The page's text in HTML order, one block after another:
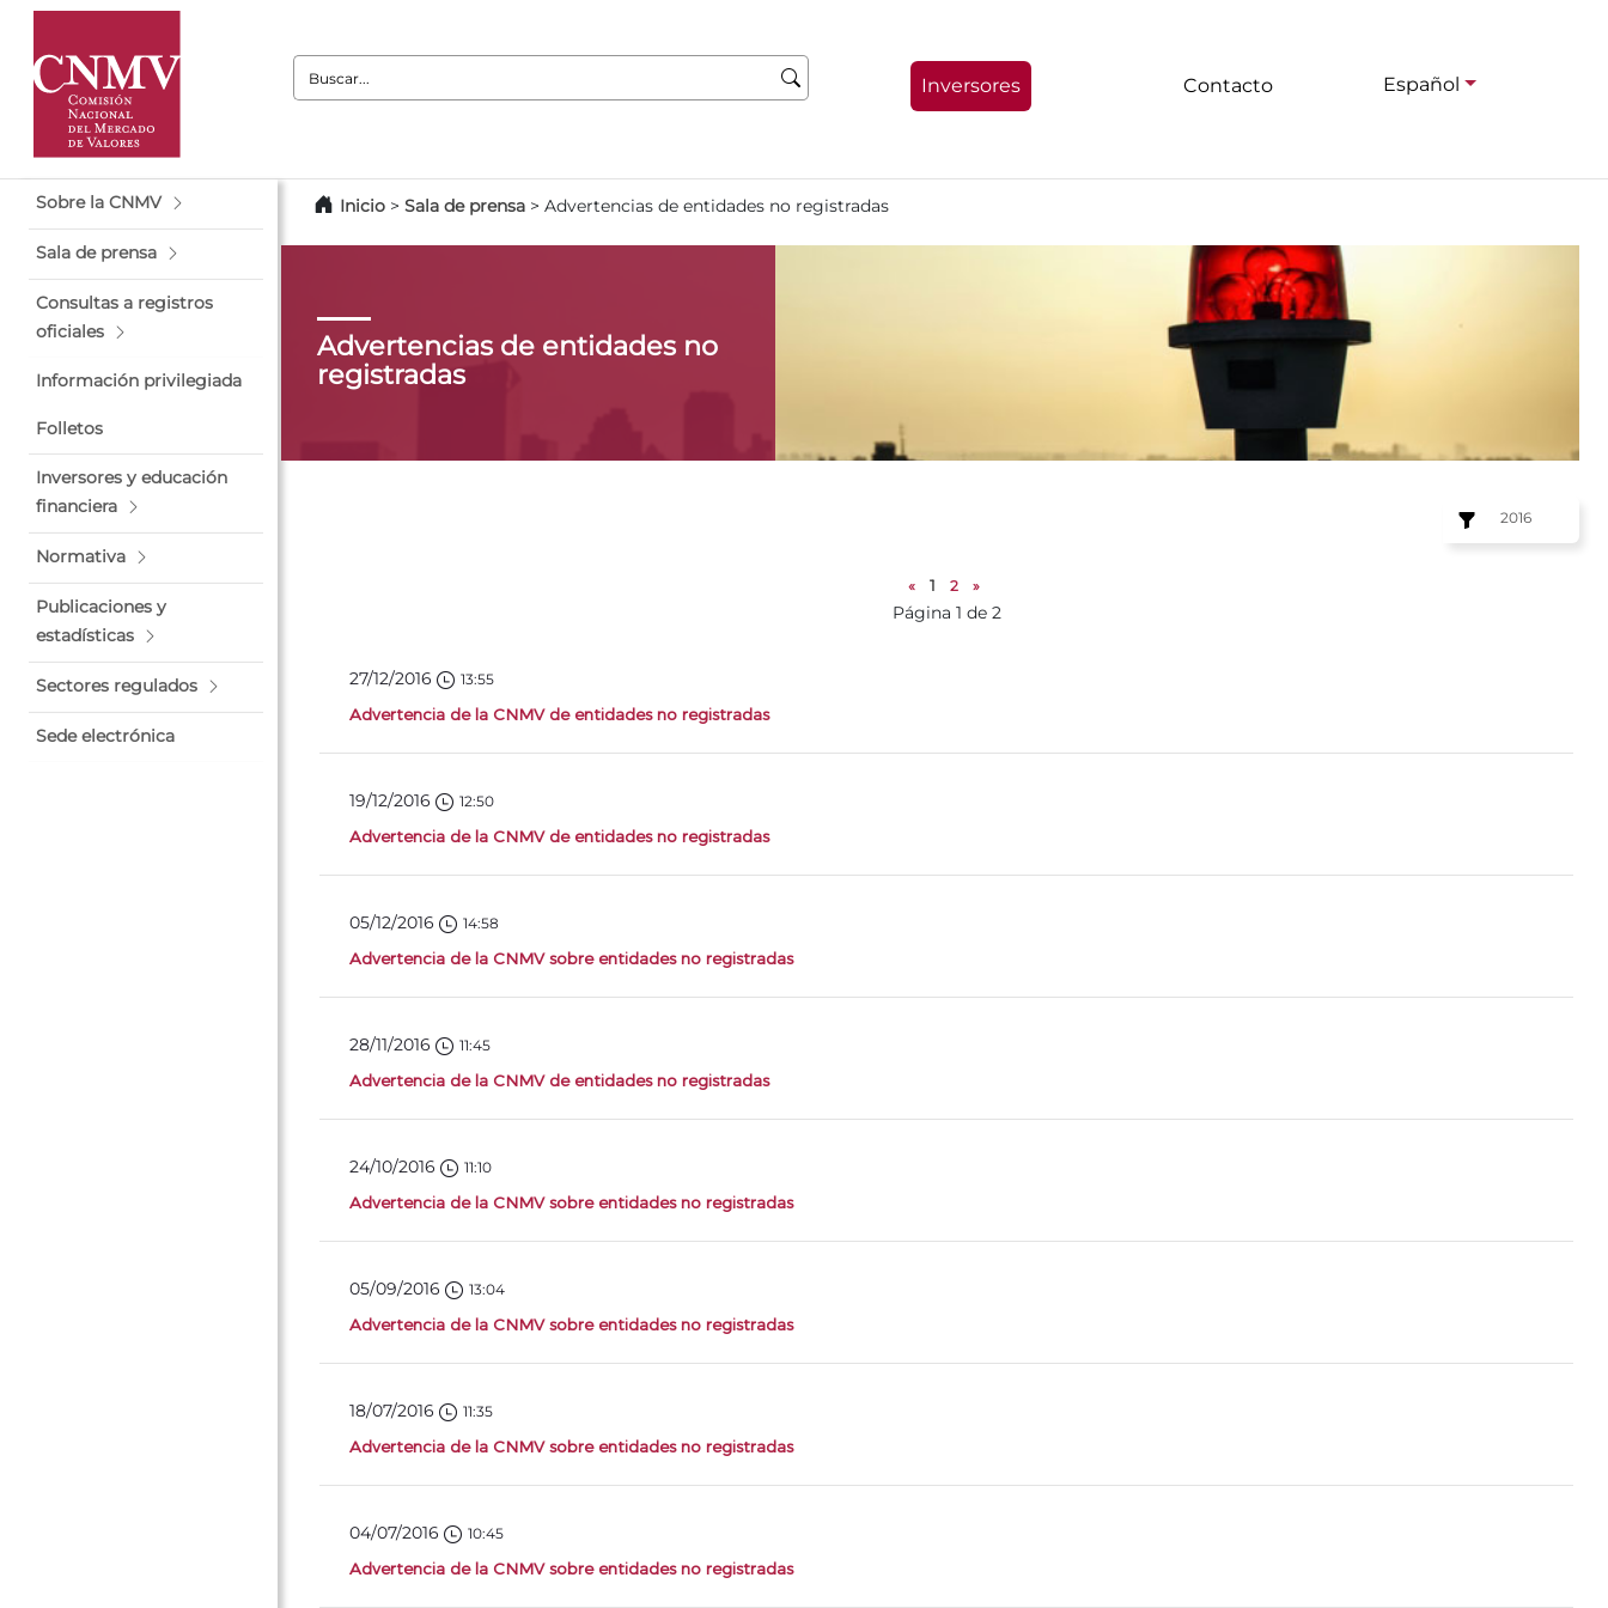
Buscar:
Inversores Contacto Español
Sobre la CNMV
Sala de prensa
Consultas a registros
oficiales
Información privilegiada
Folletos
Inversores y educación
financiera
Normativa
Publicaciones y
estadísticas
Sectores regulados
Sede electrónica
Inicio > Sala de prensa > Advertencias de entidades no registradas
Advertencias de entidades no
registradas
2016
« 1 2 »
Página 1 de 2
27/12/2016 13:55
Advertencia de la CNMV de entidades no registradas
19/12/2016 12:50
Advertencia de la CNMV de entidades no registradas
05/12/2016 14:58
Advertencia de la CNMV sobre entidades no registradas
28/11/2016 11:45
Advertencia de la CNMV de entidades no registradas
24/10/2016 11:10
Advertencia de la CNMV sobre entidades no registradas
05/09/2016 13:04
Advertencia de la CNMV sobre entidades no registradas
18/07/2016 11:35
Advertencia de la CNMV sobre entidades no registradas
04/07/2016 10:45
Advertencia de la CNMV sobre entidades no registradas